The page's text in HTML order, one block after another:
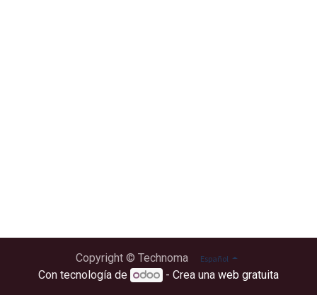
Copyright © Technoma Español
Con tecnología de - Crea unaweb gratuita